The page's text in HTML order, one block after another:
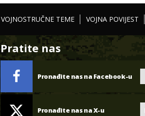
VOJNOSTRUČNE TEME VOJNA POVIJEST
Pratite nas
Pronađite nas na Facebook-u
Pronađite nas na X-u